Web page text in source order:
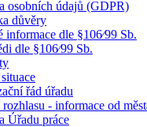
osobních údajů (GDPR)
důvěry
informace dle §106⁄99 Sb.
dle §106⁄99 Sb.
řád úřadu
- informace od
Úřadu práce